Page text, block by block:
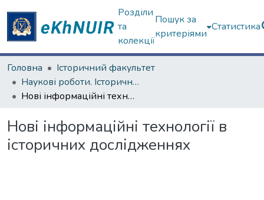
Розділи
та
колекції
Пошук за
критеріями
Статистика
Головна
Історичний факультет
Наукові роботи. Історичний факультет
Нові інформаційні технології в історичних дослідженнях
Нові інформаційні технології в
історичних дослідженнях